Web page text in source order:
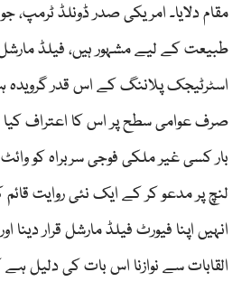
مقام دلایا۔ امریکی صدر ڈونلڈ ٹرمپ، جو
طبیعت کے لیے مشہور ہیں، فیلڈ مارشل
اسٹرٹیجک پلاننگ کے اس قدر گرویدہ
صرف عوامی سطح پر اس کا اعتراف کیا
بار کسی غیر ملکی فوجی سربراہ کو
لنچ پر مدعو کر کے ایک نئی روایت قائم
انہیں اپنا فیورٹ فیلڈ مارشل قرار دینا
القابات سے نوازنا اس بات کی دلیل ہے